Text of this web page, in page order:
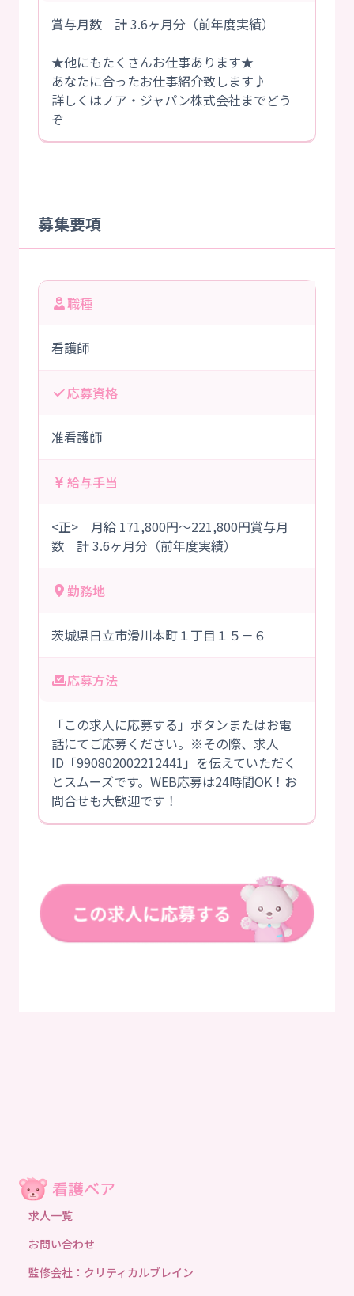
賞与月数 計 3.6ヶ月分（前年度実績）
★他にもたくさんお仕事あります★
あなたに合ったお仕事紹介致します♪
詳しくはノア・ジャパン株式会社までどう
ぞ
募集要項
職種
看護師
応募資格
准看護師
給与手当
<正> 月給 171,800円～221,800円賞与月
数 計 3.6ヶ月分（前年度実績）
勤務地
茨城県日立市滑川本町１丁目１５－６
応募方法
「この求人に応募する」ボタンまたはお電
話にてご応募ください。※その際、求人
ID「990802002212441」を伝えていただく
とスムーズです。WEB応募は24時間OK！お
問合せも大歓迎です！
求人一覧
お問い合わせ
監修会社：クリティカルブレイン